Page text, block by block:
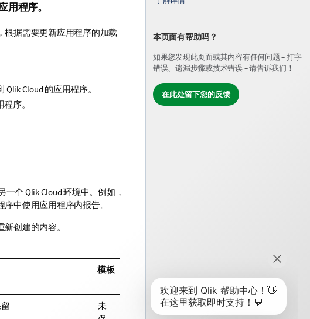
本页面有帮助吗？
如果您发现此页面或其内容有任何问题 – 打字
错误、遗漏步骤或技术错误 – 请告诉我们！
在此处留下您的反馈
用程序。
根据需要更新应用程序的加载
Qlik Cloud 的应用程序。
序。
一个 Qlik Cloud环境中。例如，
中使用应用程序内报告。
创建的内容。
模板
未